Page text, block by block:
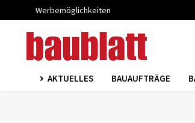
Werbemöglichkeiten
AKTUELLES BAUAUFTRÄGE